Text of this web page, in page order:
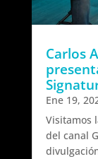
Carlos
Ene 19,
Visitamos
del canal